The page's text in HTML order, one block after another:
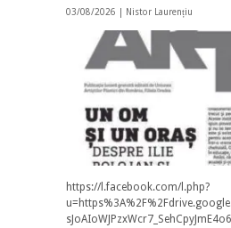
03/08/2026 | Nistor Laurențiu
https://l.facebook.com/l.php?